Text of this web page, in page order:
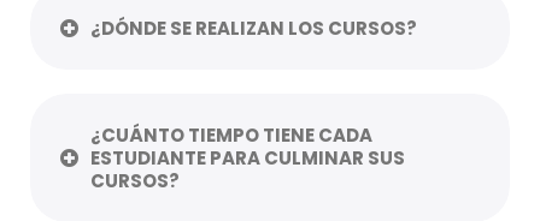
¿DÓNDE SE REALIZAN LOS CURSOS?
¿CUÁNTO TIEMPO TIENE CADA
ESTUDIANTE PARA CULMINAR SUS
CURSOS?